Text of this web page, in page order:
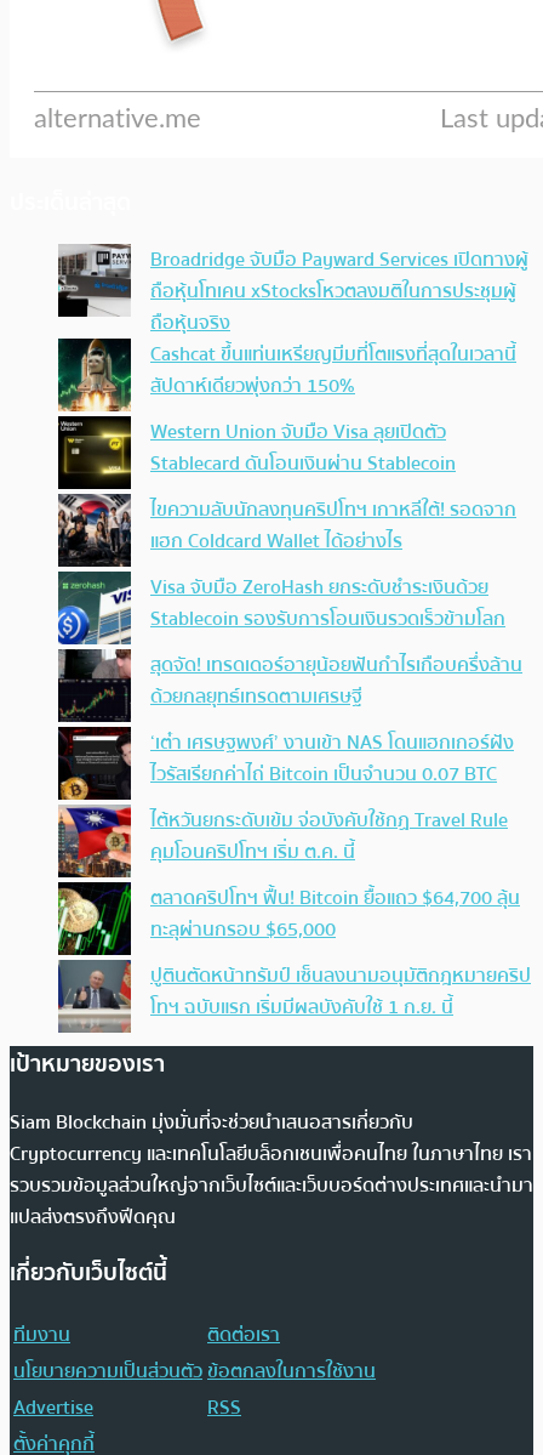
Broadridge จับมือ Payward Services เปิดทางผู้
ถือหุ้นโทเคน xStocksโหวตลงมติในการประชุมผู้
ถือหุ้นจริง
Cashcat ขึ้นแท่นเหรียญมีมที่โตแรงที่สุดในเวลานี้
สัปดาห์เดียวพุ่งกว่า 150%
Western Union จับมือ Visa ลุยเปิดตัว
Stablecard ดันโอนเงินผ่าน Stablecoin
ไขความลับนักลงทุนคริปโทฯ เกาหลีใต้! รอดจาก
แฮก Coldcard Wallet ได้อย่างไร
Visa จับมือ ZeroHash ยกระดับชำระเงินด้วย
Stablecoin รองรับการโอนเงินรวดเร็วข้ามโลก
สุดจัด! เทรดเดอร์อายุน้อยฟันกำไรเกือบครึ่งล้าน
ด้วยกลยุทธ์เทรดตามเศรษฐี
‘เต๋า เศรษฐพงศ์’ งานเข้า NAS โดนแฮกเกอร์ฝัง
ไวรัสเรียกค่าไถ่ Bitcoin เป็นจำนวน 0.07 BTC
ไต้หวันยกระดับเข้ม จ่อบังคับใช้กฏ Travel Rule
คุมโอนคริปโทฯ เริ่ม ต.ค. นี้
ตลาดคริปโทฯ ฟื้น! Bitcoin ยื้อแถว $64,700 ลุ้น
ทะลุผ่านกรอบ $65,000
ปูตินตัดหน้าทรัมป์ เซ็นลงนามอนุมัติกฎหมายคริป
โทฯ ฉบับแรก เริ่มมีผลบังคับใช้ 1 ก.ย. นี้
เป้าหมายของเรา
Siam Blockchain มุ่งมั่นที่จะช่วยนำเสนอสารเกี่ยวกับ
Cryptocurrency และเทคโนโลยีบล็อกเชนเพื่อคนไทย ในภาษาไทย เรา
รวบรวมข้อมูลส่วนใหญ่จากเว็บไซต์และเว็บบอร์ดต่างประเทศและนำมา
แปลส่งตรงถึงฟีดคุณ
เกี่ยวกับเว็บไซต์นี้
ทีมงาน
ติดต่อเรา
นโยบายความเป็นส่วนตัวข้อตกลงในการใช้งาน
Advertise
RSS
ตั้งค่าคุกกี้